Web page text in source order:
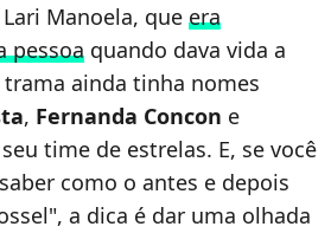
Manoela, que era
pessoa quando dava vida a
trama ainda tinha nomes
, Fernanda Concon e
time de estrelas. E, se você
como o antes e depois
a dica é dar uma olhada